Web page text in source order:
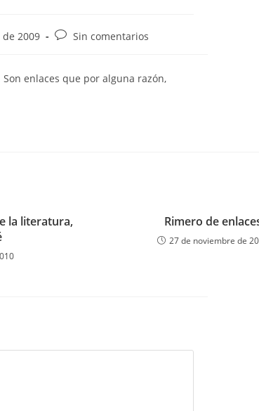
2009
Comentarios
entrada:
Sin comentarios
enlaces que por alguna razón,
la literatura,
Rimero de
27 de noviembre de